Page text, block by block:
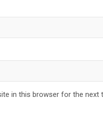
in this browser for the next